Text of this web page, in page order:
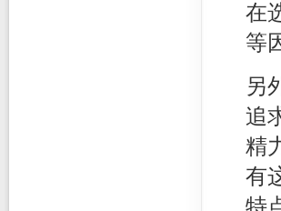
在
等
另
追
精
有